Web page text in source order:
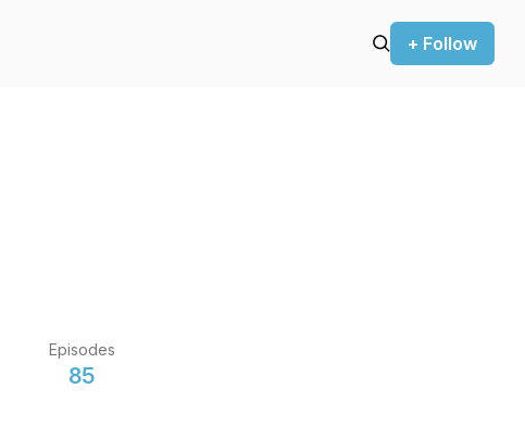
+ Follow
Episodes
85